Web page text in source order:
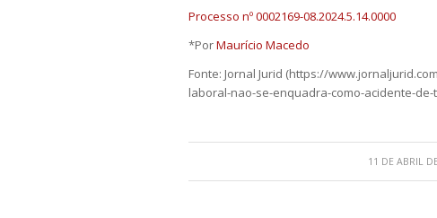
Processo nº 0002169-08.2024.5.14.0000
*PorMaurício Macedo
Fonte: Jornal Jurid (https://
laboral-nao-se-enquadra-como-acidente-
11 DE ABRIL
/